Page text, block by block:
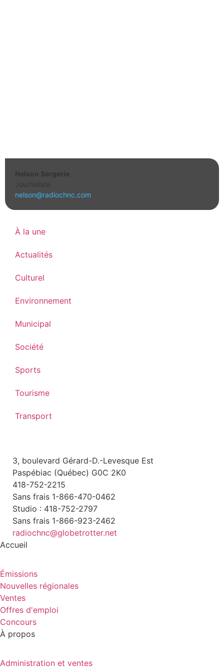
Nelson Sergerie
Journaliste
nelson@radiochnc.com
À la une
Actualités
Culturel
Environnement
Municipal
Société
Sports
Tourisme
Transport
3, boulevard Gérard-D.-Levesque Est
Paspébiac (Québec) G0C 2K0
418-752-2215
Sans frais 1-866-470-0462
Studio : 418-752-2797
Sans frais 1-866-923-2462
radiochnc@globetrotter.net
Accueil
Émissions
Nouvelles régionales
Ventes
Offres d'emploi
Concours
À propos
Administration et ventes